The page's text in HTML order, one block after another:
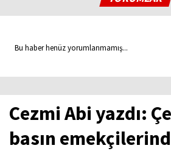
Bu haber henüz yorumlanmamış...
Cezmi Abi yazdı:
basın